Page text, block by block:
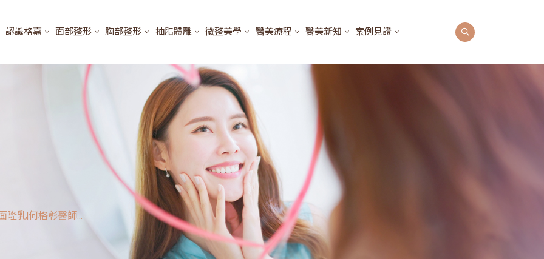
認識格嘉 面部整形 胸部整形 抽脂體雕 微整美學 醫美療程 醫美新知 案例見證
隆乳|何格彰醫師...